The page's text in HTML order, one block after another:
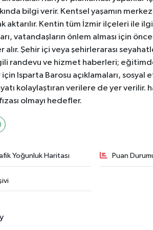
bilgi verir. Kentsel yaşamın
aktarılır. Kentin tüm İzmir ilçeleri ile
vatandaşların önlem alması için
Şehir içi veya şehirlerarası
randevu ve hizmet haberleri;
Isparta Barosu açıklamaları, sosyal
kolaylaştıran verilere de yer verilir.
olmayı hedefler.
Yoğunluk Haritası Puan